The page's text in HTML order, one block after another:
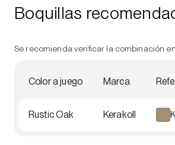
Boquillas
Se recomienda verificar la combinación
Color a juego Marca
Rustic Oak Kerakoll